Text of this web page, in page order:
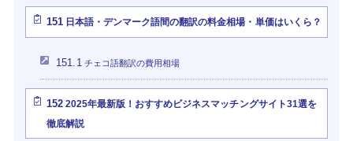
151 日本語・デンマーク語間の翻訳の料金相場・単価はいくら？
151.1 チェコ語翻訳の費用相場
152 2025年最新版！おすすめビジネスマッチングサイト31選を
徹底解説